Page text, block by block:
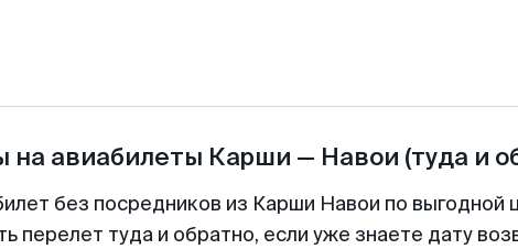
на авиабилеты Карши — Навои (туда и
без посредников из Карши Навои по
перелет туда и обратно, если уже знаете дату